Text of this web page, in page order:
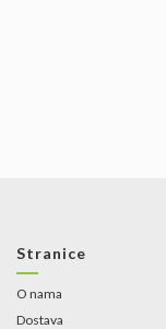
Stranice
O nama
Dostava